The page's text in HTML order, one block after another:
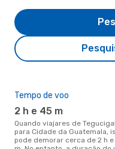
Tempo de voo
2 h e 45 m
Quando viajares de Tegucigalpa
para Cidade da Guatemala,
pode demorar cerca de 2 h